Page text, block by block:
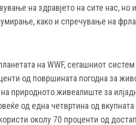
на здравјето на сите нас, но
како и спречување на
на WWF, сегашниот систем
од површината погодна за
природното живеалиште за
од една четвртина од вкупната
околу 70 проценти од